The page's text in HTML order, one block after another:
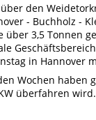
den
- Buchholz -
3,5 Tonnen
in Hannover
Wochen haben
überfahren